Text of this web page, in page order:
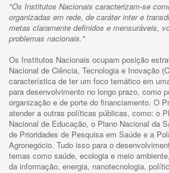
"Os Institutos Nacionais caracterizam-se
organizadas em rede, de caráter inter e
metas claramente definidos e mensuráveis,
problemas nacionais."
Os Institutos Nacionais ocupam posição
Nacional de Ciência, Tecnologia e Inovação
característica de ter um foco temático em
para desenvolvimento no longo prazo, como
organização e de porte do financiamento. O
atender a outras políticas públicas, como: o
Nacional de Educação, o Plano Nacional da
de Prioridades de Pesquisa em Saúde e a
Agronegócio. Tudo isso para o
temas como saúde, ecologia e meio
da informação, energia, nanotecnologia,